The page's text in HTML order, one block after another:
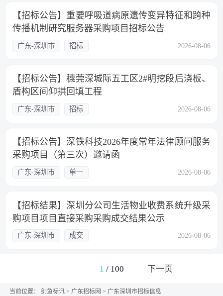
【招标公告】重要呼吸道病原遗传变异特征和跨种
传播机制研究服务器采购项目招标公告
广东-深圳市 招标 2026-08-06
【招标公告】穗莞深城际五工区2#明挖段后浇板、
盾构区间仰拱回填工程
广东-深圳市 招标 2026-08-06
【招标公告】深铁科技2026年度常年法律顾问服务
采购项目（第三次）邀请函
广东-深圳市 单一 2026-08-06
【招标结果】深圳分公司生活物业收费系统升级采
购项目项目直接采购采购成交结果公示
广东-深圳市 成交 2026-08-06
1 / 100 下一页
当前位置： 剑鱼标讯 > 广东招标网 > 广东深圳市招标信息